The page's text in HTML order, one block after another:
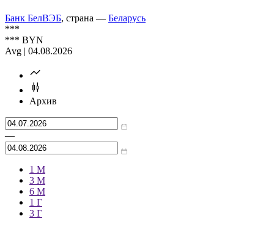
Банк БелВЭБ, страна — Беларусь
***
*** BYN
Avg | 04.08.2026
Архив
—
1 М
3 М
6 М
1 Г
3 Г